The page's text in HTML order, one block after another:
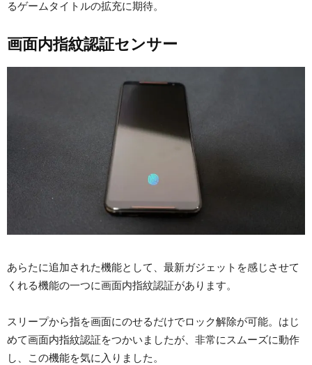
るゲームタイトルの拡充に期待。
画面内指紋認証センサー
あらたに追加された機能として、最新ガジェットを感じさせて
くれる機能の一つに画面内指紋認証があります。
スリープから指を画面にのせるだけでロック解除が可能。はじ
めて画面内指紋認証をつかいましたが、非常にスムーズに動作
し、この機能を気に入りました。